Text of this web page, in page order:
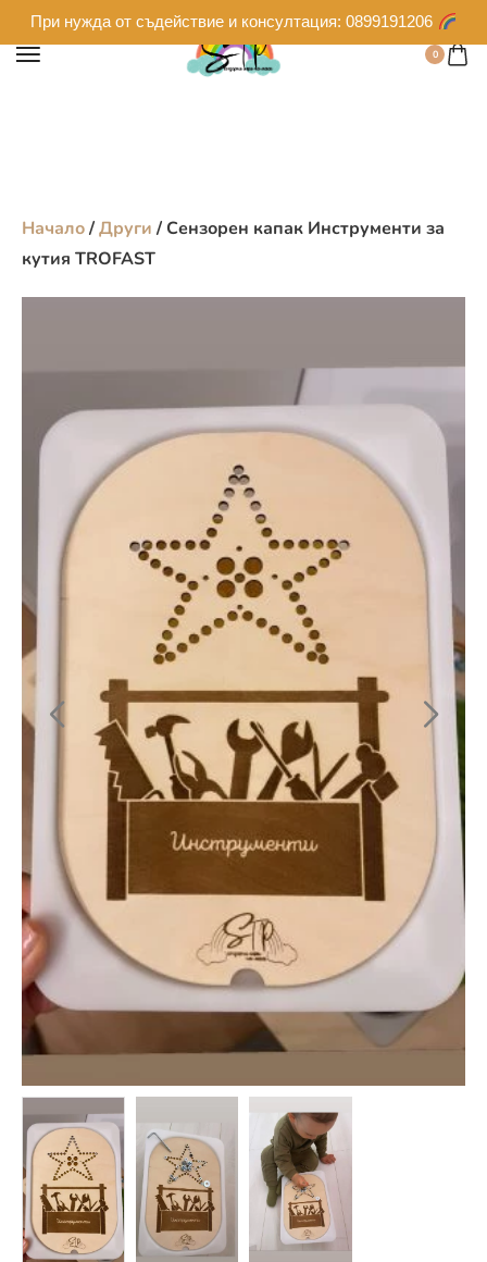
При нужда от съдействие и консултация: 0899191206
0
Начало/Други / Сензорен капак Инструменти за
кутия TROFAST